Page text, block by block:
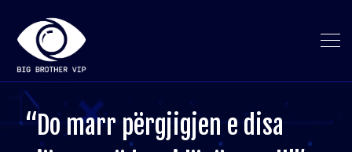
“Do marr përgjigjen e disa